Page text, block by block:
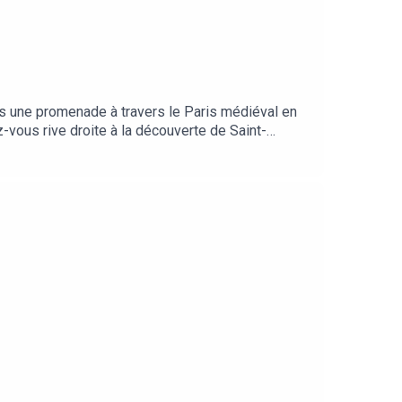
promenade à travers le Paris médiéval en
vous rive droite à la découverte de Saint-
du musée de Cluny, musée national du Moyen
www.musee-moyenage.frCet épisode vous a